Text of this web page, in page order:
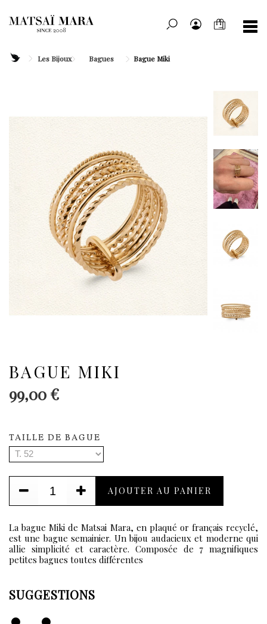
Les Bijoux Bagues Bague Miki
BAGUE MIKI
99,00 €
TAILLE DE BAGUE
AJOUTER AU PANIER
La bague Miki de Matsai Mara, en plaqué or français recyclé,
est une bague semainier. Un bijou audacieux et moderne qui
allie simplicité et caractère. Composée de 7 magnifiques
petites bagues toutes différentes
SUGGESTIONS